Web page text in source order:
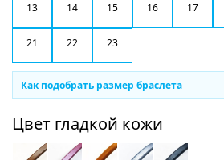
13 14 15 16 17
21 22 23
Как подобрать размер браслета
Цвет гладкой кожи